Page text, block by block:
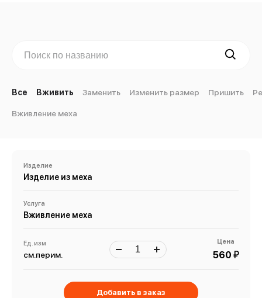
Все Вживить Заменить Изменить размер Пришить
Вживление меха
Изделие
Изделие из меха
Услуга
Вживление меха
Ед. изм
см.перим.
Цена
560 й
Добавить в заказ